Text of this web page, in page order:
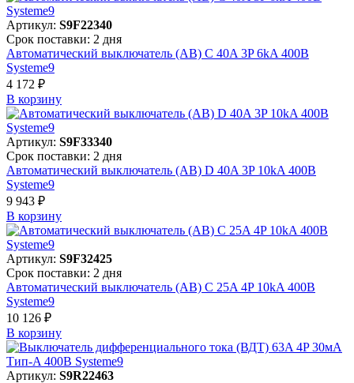
Артикул: S9F22340
Срок поставки: 2 дня
Автоматический выключатель (АВ) C 40A 3P 6kA 400В
Systeme9
4 172 ₽
В корзинy
Артикул: S9F33340
Срок поставки: 2 дня
Автоматический выключатель (АВ) D 40A 3P 10kA 400В
Systeme9
9 943 ₽
В корзинy
Артикул: S9F32425
Срок поставки: 2 дня
Автоматический выключатель (АВ) C 25A 4P 10kA 400В
Systeme9
10 126 ₽
В корзинy
Артикул: S9R22463